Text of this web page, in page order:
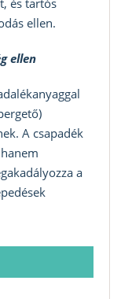
és tartós
ellen.
ellen
A csapadék
a